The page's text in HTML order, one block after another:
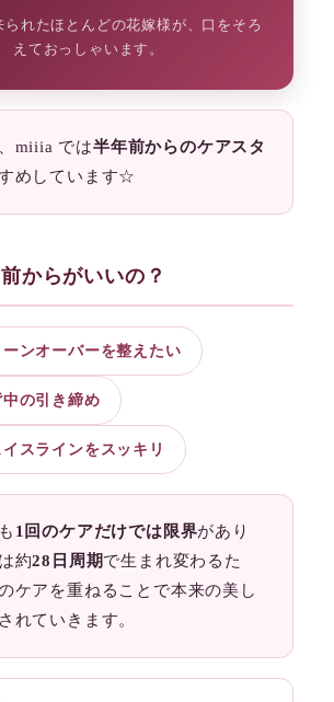
られたほとんどの花嫁様が、口をそろ
えておっしゃいます。
miiia では半年前からのケアスタ
めしています☆
からがいいの？
ンオーバーを整えたい
の引き締め
スラインをスッキリ
1回のケアだけでは限界があり
約28日周期で生まれ変わるた
ケアを重ねることで本来の美し
れていきます。